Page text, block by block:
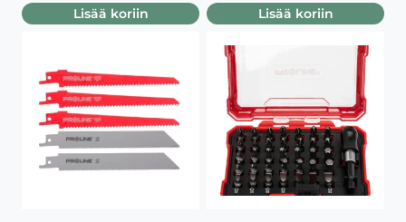
Lisää koriin Lisää koriin